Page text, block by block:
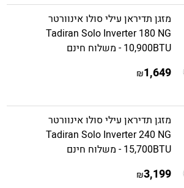
מזגן תדיראן עילי סולו אינוורטר
Tadiran Solo Inverter 180 NG
10,900BTU - משלוח חינם
1,649
₪
מזגן תדיראן עילי סולו אינוורטר
Tadiran Solo Inverter 240 NG
15,700BTU - משלוח חינם
3,199
₪